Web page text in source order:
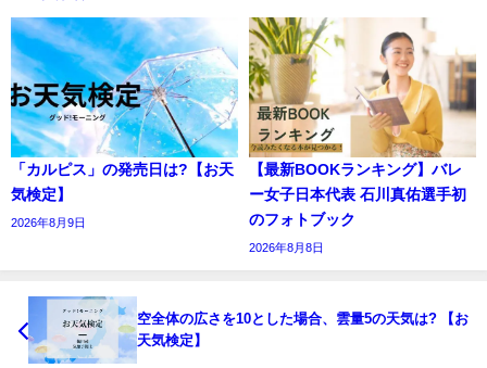
「カルピス」の発売日は?【お天
気検定】
2026年8月9日
【最新BOOKランキング】バレ
ー女子日本代表 石川真佑選手初
のフォトブック
2026年8月8日
空全体の広さを10とした場合、雲量5の天気は? 【お
天気検定】